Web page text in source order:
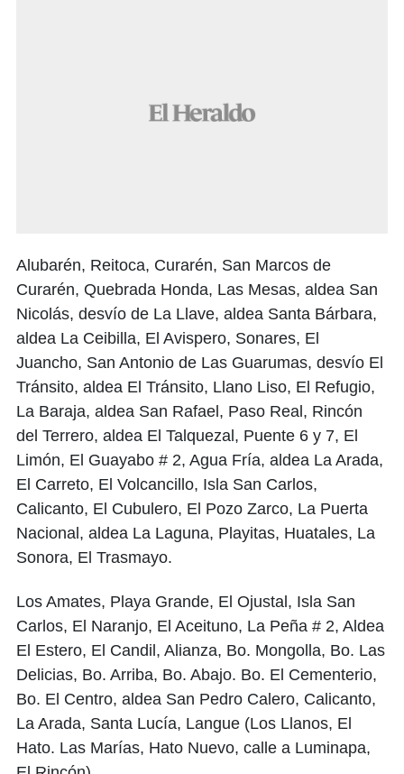
Alubarén, Reitoca, Curarén, San Marcos de
Curarén, Quebrada Honda, Las Mesas, aldea San
Nicolás, desvío de La Llave, aldea Santa Bárbara,
aldea La Ceibilla, El Avispero, Sonares, El
Juancho, San Antonio de Las Guarumas, desvío El
Tránsito, aldea El Tránsito, Llano Liso, El Refugio,
La Baraja, aldea San Rafael, Paso Real, Rincón
del Terrero, aldea El Talquezal, Puente 6 y 7, El
Limón, El Guayabo # 2, Agua Fría, aldea La Arada,
El Carreto, El Volcancillo, Isla San Carlos,
Calicanto, El Cubulero, El Pozo Zarco, La Puerta
Nacional, aldea La Laguna, Playitas, Huatales, La
Sonora, El Trasmayo.
Los Amates, Playa Grande, El Ojustal, Isla San
Carlos, El Naranjo, El Aceituno, La Peña # 2, Aldea
El Estero, El Candil, Alianza, Bo. Mongolla, Bo. Las
Delicias, Bo. Arriba, Bo. Abajo. Bo. El Cementerio,
Bo. El Centro, aldea San Pedro Calero, Calicanto,
La Arada, Santa Lucía, Langue (Los Llanos, El
Hato. Las Marías, Hato Nuevo, calle a Luminapa,